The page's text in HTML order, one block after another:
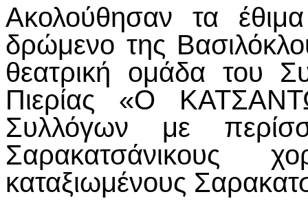
Ακολούθησαν τα
δρώμενο της
θεατρική ομάδα του
Πιερίας «Ο
Συλλόγων με
Σαρακατσάνικους
καταξιωμένους